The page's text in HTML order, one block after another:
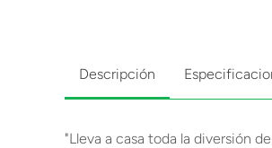
Descripción
"Lleva a casa toda la diversión